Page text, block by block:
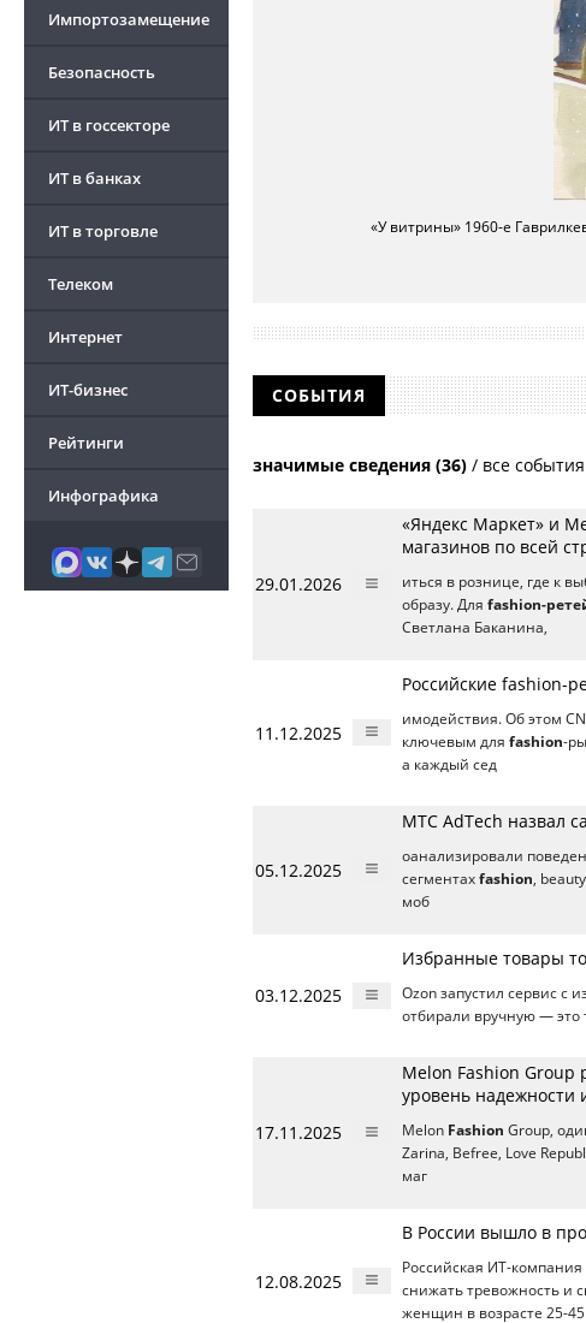
Импортозамещение
Безопасность
ИТ в госсекторе
ИТ в банках
ИТ в торговле
Телеком
Интернет
ИТ-бизнес
Рейтинги
Инфографика
«У витрины» 1960-е
СОБЫТИЯ
значимые сведения (36) / все
29.01.2026
«Яндекс Маркет» и
магазинов по всей
иться в рознице, где к
образу. Для fashion-
Светлана Баканина,
11.12.2025
Российские fashion-
имодействия. Об этом
ключевым для fashion-
а каждый сед
05.12.2025
МТС AdTech назвал
оанализировали
сегментах fashion ,
моб
03.12.2025
Избранные товары
Ozon запустил сервис с
отбирали вручную — это
17.11.2025
Melon Fashion Group
уровень
Melon Fashion Group,
Zarina, Befree, Love
маг
12.08.2025
В России вышло в
Российская ИТ-
снижать тревожность и
женщин в возрасте 25-